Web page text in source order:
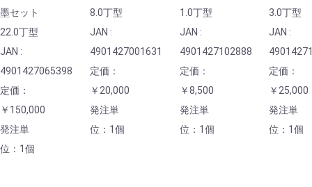
墨セット
22.0丁型
JAN :
4901427065398
定価：
￥150,000
発注単
位：1個
8.0丁型
JAN :
4901427001631
定価：
￥20,000
発注単
位：1個
1.0丁型
JAN :
4901427102888
定価：
￥8,500
発注単
位：1個
3.0丁型
JAN :
定価：
￥25,000
発注単
位：1個